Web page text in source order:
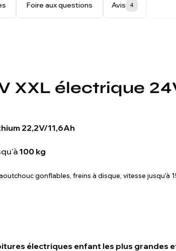
Foire aux questions Avis 4
XXL électrique
22,2V/11,6Ah
100 kg
gonflables, freins à disque, vitesse jusqu'à
électriques enfant les plus grandes